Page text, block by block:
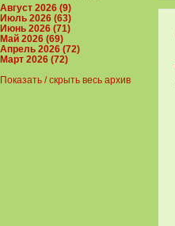
Август 2026 (9)
Июль 2026 (63)
Июнь 2026 (71)
Май 2026 (69)
Апрель 2026 (72)
Март 2026 (72)
Показать / скрыть весь архив